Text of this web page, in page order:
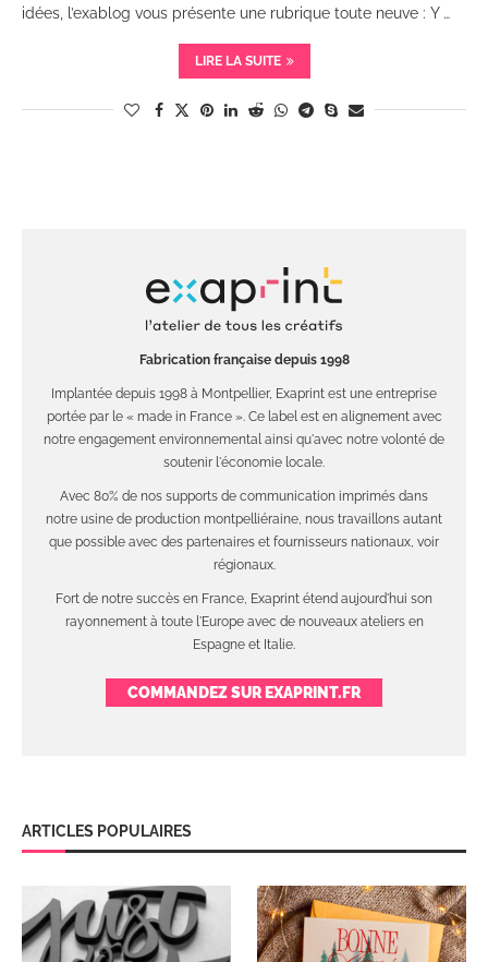
idées, l’exablog vous présente une rubrique toute neuve : Y …
LIRE LA SUITE
Fabrication française depuis 1998
Implantée depuis 1998 à Montpellier, Exaprint est une entreprise
portée par le « made in France ». Ce label est en alignement avec
notre engagement environnemental ainsi qu'avec notre volonté de
soutenir l'économie locale.
Avec 80% de nos supports de communication imprimés dans
notre usine de production montpelliéraine, nous travaillons autant
que possible avec des partenaires et fournisseurs nationaux, voir
régionaux.
Fort de notre succès en France, Exaprint étend aujourd'hui son
rayonnement à toute l'Europe avec de nouveaux ateliers en
Espagne et Italie.
COMMANDEZ SUR EXAPRINT.FR
ARTICLES POPULAIRES